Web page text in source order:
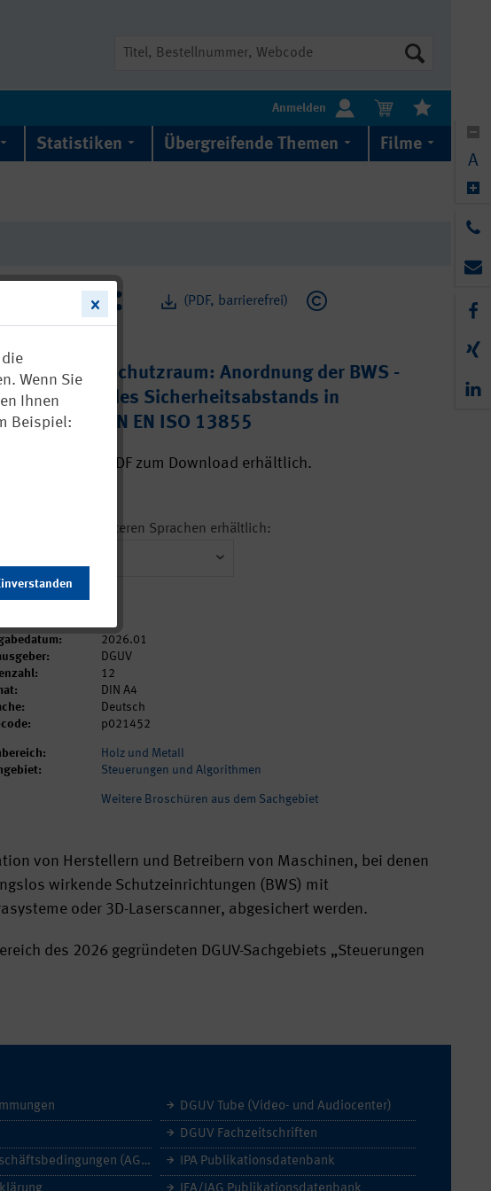
Anmelden
Statistiken Übergreifende Themen Filme
(PDF, barrierefrei)
072: 3D-Schutzraum: Anordnung der BWS -
des Sicherheitsabstands in
an DIN EN ISO 13855
als PDF zum Download erhältlich.
Artikel ist in weiteren Sprachen erhältlich:
2026.01
DGUV
12
DIN A4
Deutsch
p021452
Holz und Metall
Steuerungen und Algorithmen
Weitere Broschüren aus dem Sachgebiet
von Herstellern und Betreibern von Maschinen, bei denen
wirkende Schutzeinrichtungen (BWS) mit
oder 3D-Laserscanner, abgesichert werden.
des 2026 gegründeten DGUV-Sachgebiets „Steuerungen
Allgemeine Geschäftsbedingungen (AGB)
DGUV Tube (Video- und Audiocenter)
DGUV Fachzeitschriften
IPA Publikationsdatenbank
A
die
Wenn Sie
Ihnen
Beispiel: